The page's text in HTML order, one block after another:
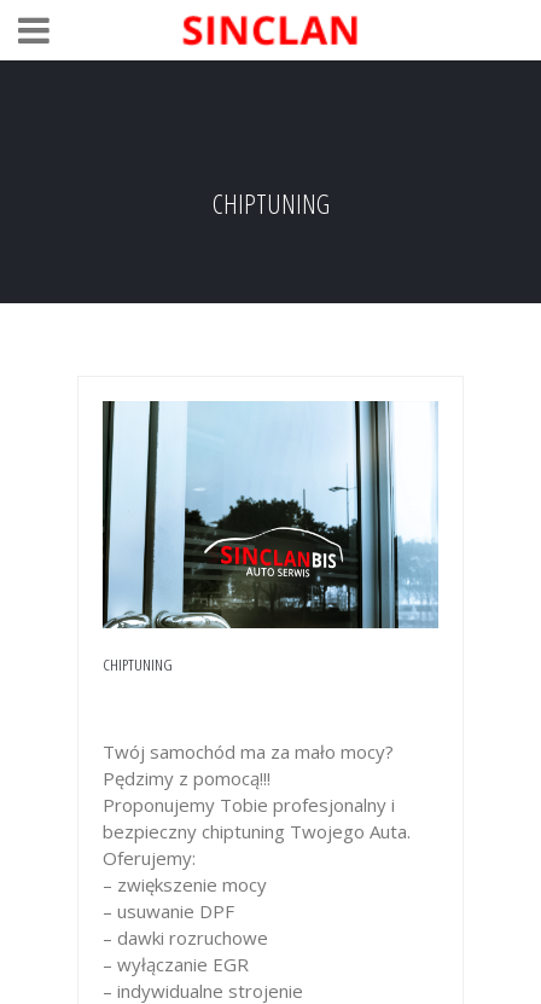
CHIPTUNING
CHIPTUNING
Twój samochód ma za mało mocy?
Pędzimy z pomocą!!!
Proponujemy Tobie profesjonalny i
bezpieczny chiptuning Twojego Auta.
Oferujemy:
– zwiększenie mocy
– usuwanie DPF
– dawki rozruchowe
– wyłączanie EGR
– indywidualne strojenie